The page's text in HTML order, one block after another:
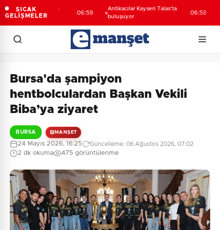
SICAK
GELİŞMELER
Melikgazi şantiye
döndü
06:59
Antikacılar Kayseri Talas'ta
buluşuyor
06:58
Bursa'da şampiyon
hentbolculardan Başkan Vekili
Biba’ya ziyaret
BURSA MANŞET
24 Mayıs 2026, 16:25 Güncelleme: 06 Ağustos 2026, 07:02
2 dk okuma 475 görüntülenme